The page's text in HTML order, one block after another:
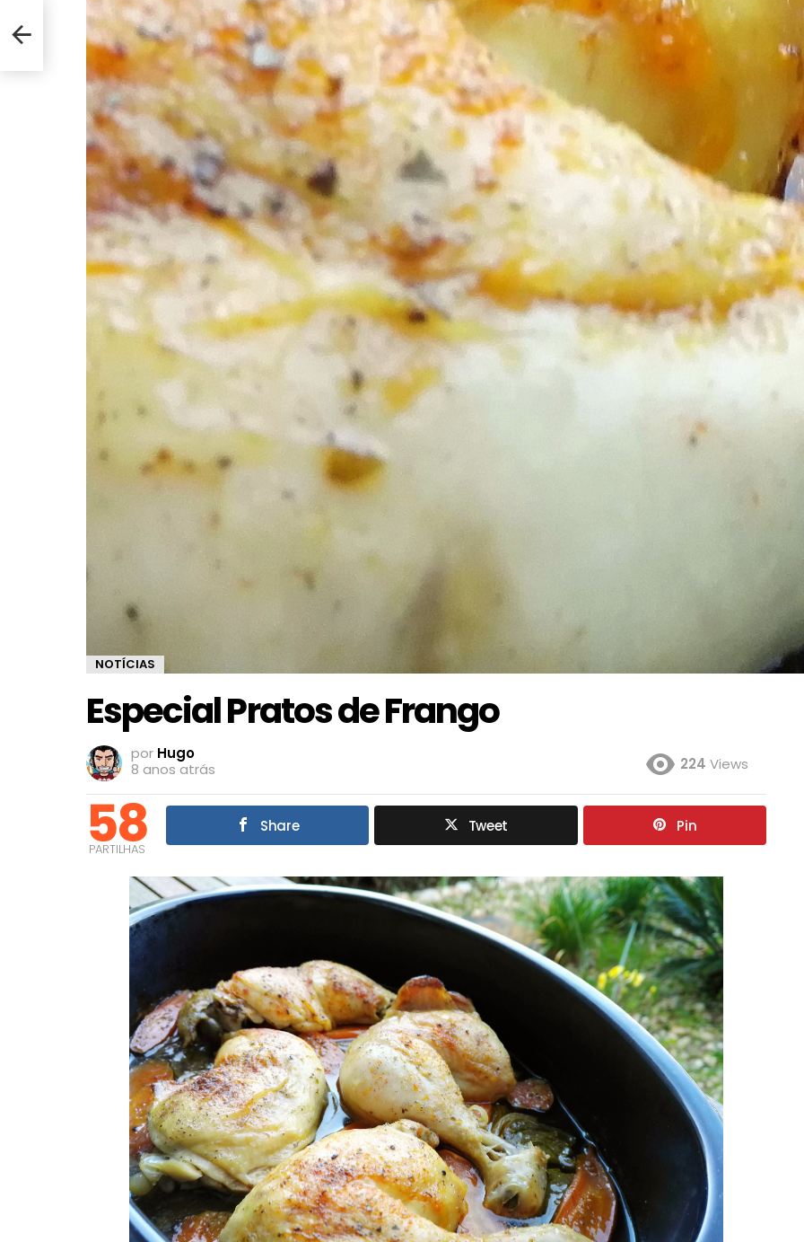
NOTÍCIAS
Especial Pratos de Frango
por Hugo
8 anos atrás
224 Views
58
PARTILHAS
Share Tweet Pin